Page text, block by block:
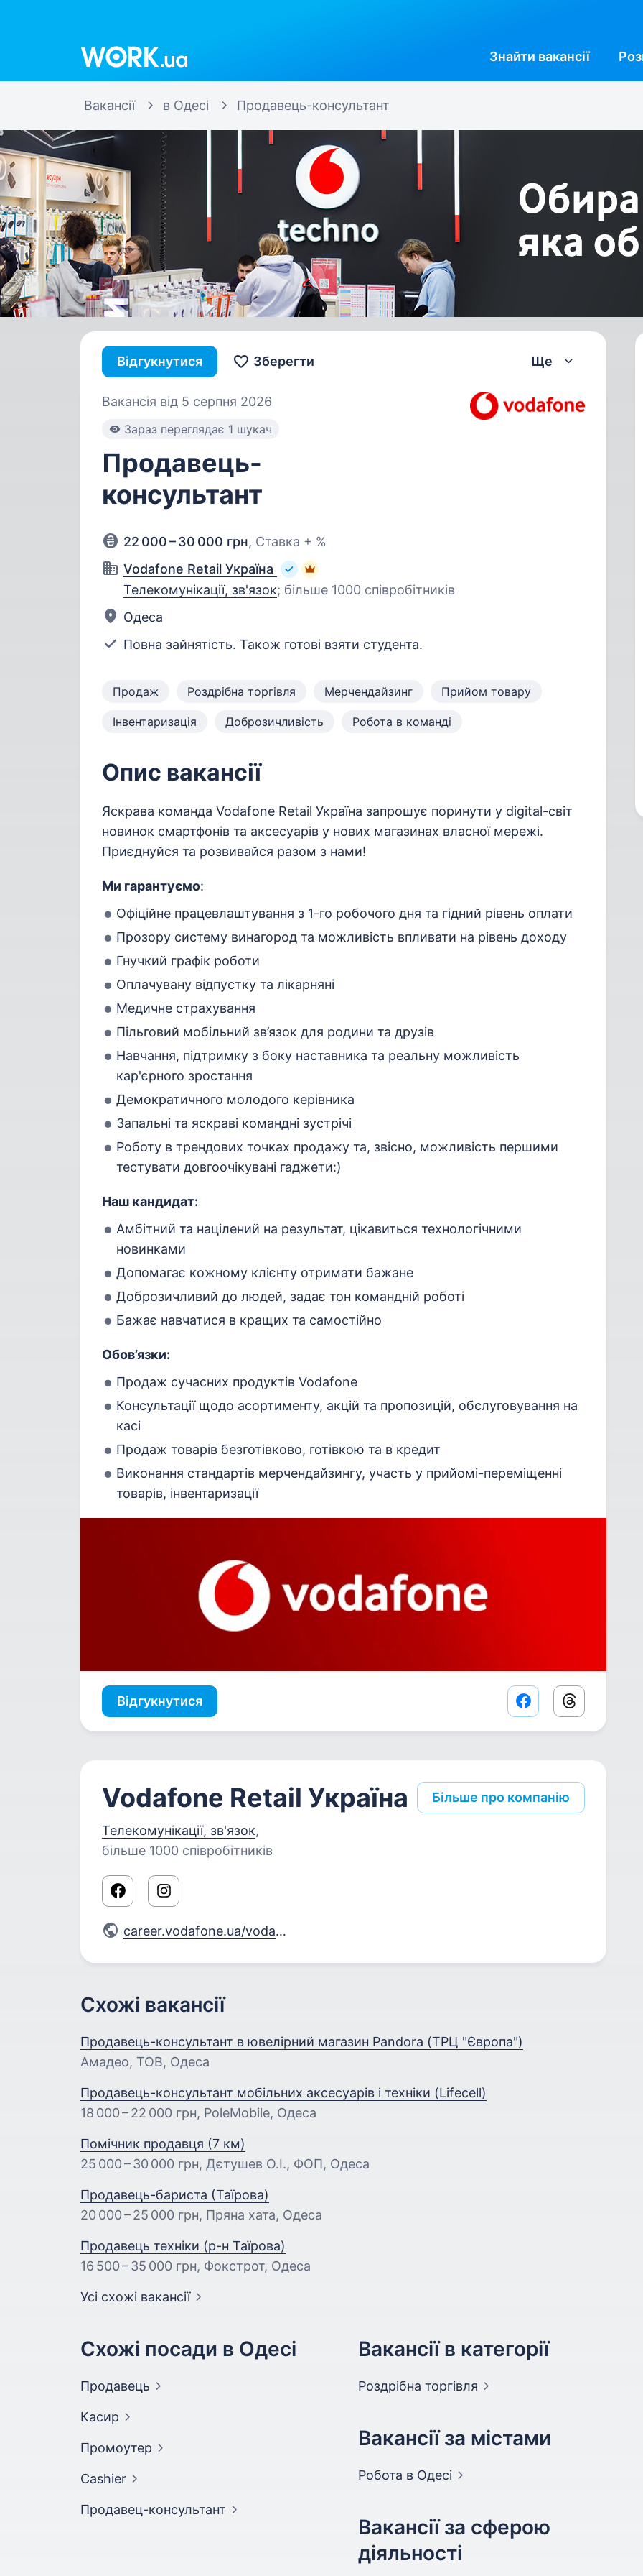
Знайти вакансії
Вакансії в Одесі Продавець-консультант
Відгукнутися Зберегти Ще
Вакансія від 5 серпня 2026
Зараз переглядає 1 шукач
Продавець-
консультант
22 000 – 30 000 грн, Ставка + %
Vodafone Retail Україна
Телекомунікації, зв'язок; більше 1000 співробітників
Одеса
Повна зайнятість. Також готові взяти студента.
Продаж Роздрібна торгівля Мерчендайзинг Прийом товару
Інвентаризація Доброзичливість Робота в команді
Опис вакансії
Яскрава команда Vodafone Retail Україна запрошує поринути у digital-світ
новинок смартфонів та аксесуарів у нових магазинах власної мережі.
Приєднуйся та розвивайся разом з нами!
Ми гарантуємо:
Офіційне працевлаштування з 1-го робочого дня та гідний рівень оплати
Прозору систему винагород та можливість впливати на рівень доходу
Гнучкий графік роботи
Оплачувану відпустку та лікарняні
Медичне страхування
Пільговий мобільний зв’язок для родини та друзів
Навчання, підтримку з боку наставника та реальну можливість
кар'єрного зростання
Демократичного молодого керівника
Запальні та яскраві командні зустрічі
Роботу в трендових точках продажу та, звісно, можливість першими
тестувати довгоочікувані гаджети:)
Наш кандидат:
Амбітний та націлений на результат, цікавиться технологічними
новинками
Допомагає кожному клієнту отримати бажане
Доброзичливий до людей, задає тон командній роботі
Бажає навчатися в кращих та самостійно
Обов’язки:
Продаж сучасних продуктів Vodafone
Консультації щодо асортименту, акцій та пропозицій, обслуговування на
касі
Продаж товарів безготівково, готівкою та в кредит
Виконання стандартів мерчендайзингу, участь у прийомі-переміщенні
товарів, інвентаризації
Відгукнутися Facebook share link
Threads
Vodafone Retail Україна
Телекомунікації, зв'язок,
більше 1000 співробітників
Більше про компанію
career.vodafone.ua/vodafone-
Схожі вакансії
Продавець-консультант в ювелірний магазин Pandora (ТРЦ "Європа")
Амадео, ТОВ, Одеса
Продавець-консультант мобільних аксесуарів і техніки (Lifecell)
18 000 – 22 000 грн, PoleMobile, Одеса
Помічник продавця (7 км)
25 000 – 30 000 грн, Дєтушев О.І., ФОП, Одеса
Продавець-бариста (Таїрова)
20 000 – 25 000 грн, Пряна хата, Одеса
Продавець техніки (р-н Таїрова)
16 500 – 35 000 грн, Фокстрот, Одеса
Усі схожі вакансії
Схожі посади в Одесі
Продавець
Касир
Промоутер
Cashier
Продавец-консультант
Вакансії в категорії
Роздрібна торгівля
Вакансії за містами
Робота в Одесі
Вакансії за сферою
діяльності